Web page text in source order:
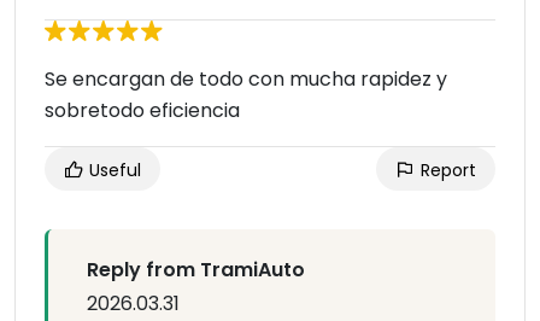
Se encargan de todo con mucha rapidez y
sobretodo eficiencia
Useful Report
Reply from TramiAuto
2026.03.31